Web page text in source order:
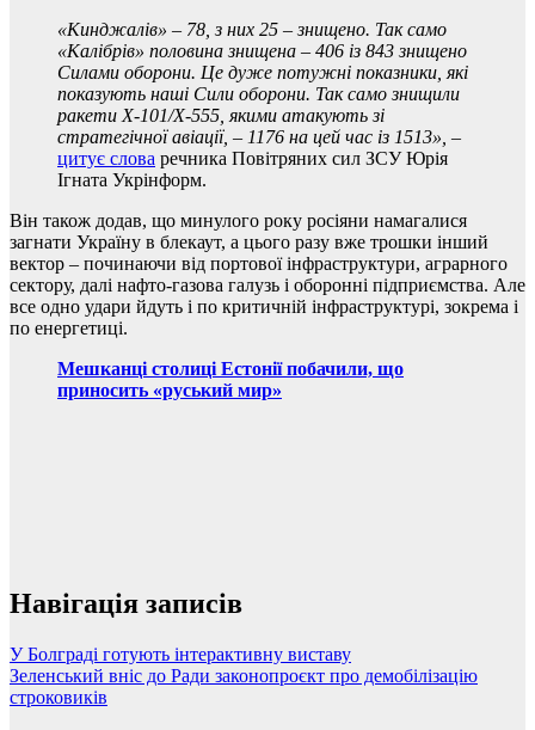
«Кинджалів» – 78, з них 25 – знищено. Так само
«Калібрів» половина знищена – 406 із 843 знищено
Силами оборони. Це дуже потужні показники, які
показують наші Сили оборони. Так само знищили
ракети Х-101/Х-555, якими атакують зі
стратегічної авіації, – 1176 на цей час із 1513», –
цитує слова речника Повітряних сил ЗСУ Юрія
Ігната Укрінформ.
Він також додав, що минулого року росіяни намагалися
загнати Україну в блекаут, а цього разу вже трошки інший
вектор – починаючи від портової інфраструктури, аграрного
сектору, далі нафто-газова галузь і оборонні підприємства. Але
все одно удари йдуть і по критичній інфраструктурі, зокрема і
по енергетиці.
Мешканці столиці Естонії побачили, що
приносить «руський мир»
Навігація записів
У Болграді готують інтерактивну виставу
Зеленський вніс до Ради законопроєкт про демобілізацію
строковиків